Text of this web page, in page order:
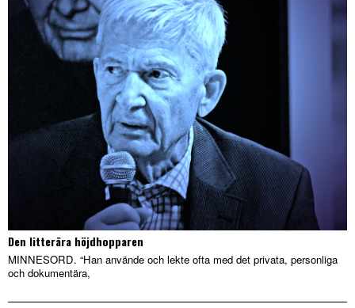
Den litterära höjdhopparen
MINNESORD. “Han använde och lekte ofta med det privata, personliga
och dokumentära,